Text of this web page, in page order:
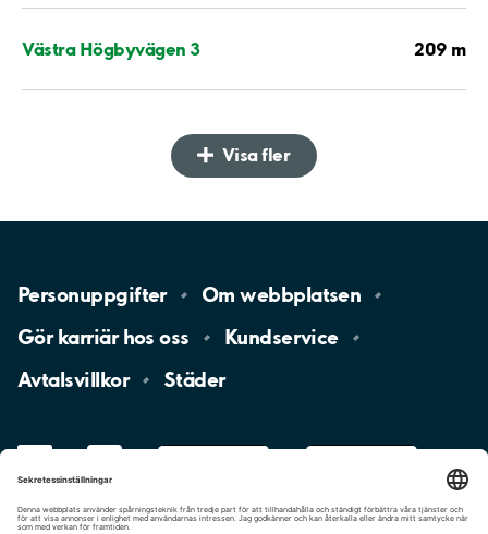
Västra Högbyvägen 3 209 m
Visa fler
Personuppgifter Omwebbplatsen
Gör karriär hososs
Kundservice
Avtalsvillkor
Städer